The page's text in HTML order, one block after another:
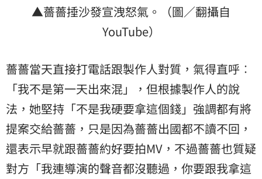
▲薔薔捶沙發宣洩怒氣。（圖／翻攝自
YouTube）
薔薔當天直接打電話跟製作人對質，氣得直呼︰
「我不是第一天出來混」，但根據製作人的說
法，她堅持「不是我硬要拿這個錢」強調都有將
提案交給薔薔，只是因為薔薔出國都不讀不回，
還表示早就跟薔薔約好要拍MV，不過薔薔也質疑
對方「我連導演的聲音都沒聽過，你要跟我拿這